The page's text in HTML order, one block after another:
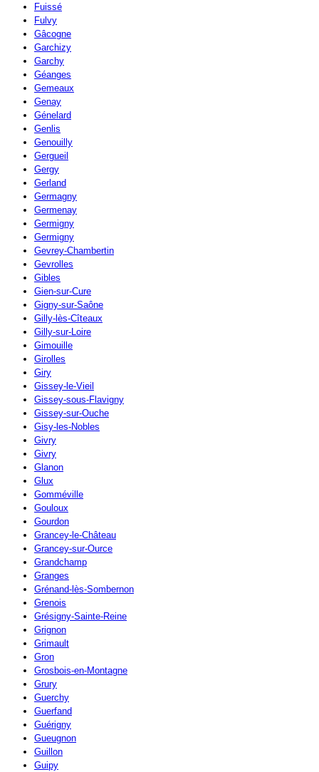
Fuissé
Fulvy
Gâcogne
Garchizy
Garchy
Géanges
Gemeaux
Genay
Génelard
Genlis
Genouilly
Gergueil
Gergy
Gerland
Germagny
Germenay
Germigny
Germigny
Gevrey-Chambertin
Gevrolles
Gibles
Gien-sur-Cure
Gigny-sur-Saône
Gilly-lès-Cîteaux
Gilly-sur-Loire
Gimouille
Girolles
Giry
Gissey-le-Vieil
Gissey-sous-Flavigny
Gissey-sur-Ouche
Gisy-les-Nobles
Givry
Givry
Glanon
Glux
Gomméville
Gouloux
Gourdon
Grancey-le-Château
Grancey-sur-Ource
Grandchamp
Granges
Grénand-lès-Sombernon
Grenois
Grésigny-Sainte-Reine
Grignon
Grimault
Gron
Grosbois-en-Montagne
Grury
Guerchy
Guerfand
Guérigny
Gueugnon
Guillon
Guipy